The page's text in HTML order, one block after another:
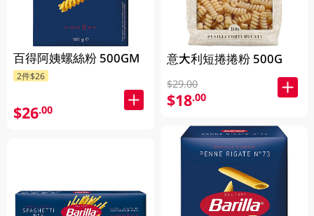
百得阿姨螺絲粉 500GM
2件$26
$26.00
意大利短捲捲粉 500G
$29.00
$18.00